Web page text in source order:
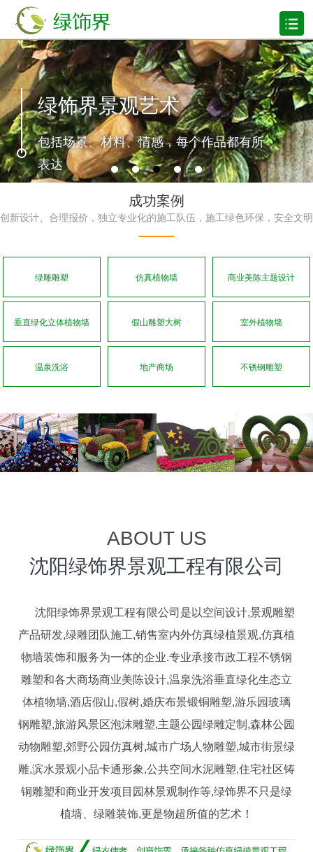
绿饰界景观艺术
包括场景、材料、情感，每个作品都有所
表达
成功案例
创新设计、合理报价，独立专业化的施工队伍，施工绿色环保，安全文明
绿雕雕塑 仿真植物墙 商业美陈主题设计
垂直绿化立体植物墙 假山雕塑大树 室外植物墙
温泉洗浴 地产商场 不锈钢雕塑
ABOUT US
沈阳绿饰界景观工程有限公司
沈阳绿饰界景观工程有限公司是以空间设计,景观雕塑
产品研发,绿雕团队施工,销售室内外仿真绿植景观,仿真植
物墙装饰和服务为一体的企业.专业承接市政工程不锈钢
雕塑和各大商场商业美陈设计,温泉洗浴垂直绿化生态立
体植物墙,酒店假山,假树,婚庆布景锻铜雕塑,游乐园玻璃
钢雕塑,旅游风景区泡沫雕塑,主题公园绿雕定制,森林公园
动物雕塑,郊野公园仿真树,城市广场人物雕塑,城市街景绿
雕,滨水景观小品卡通形象,公共空间水泥雕塑,住宅社区铸
铜雕塑和商业开发项目园林景观制作等,绿饰界不只是绿
植墙、绿雕装饰,更是物超所值的艺术！